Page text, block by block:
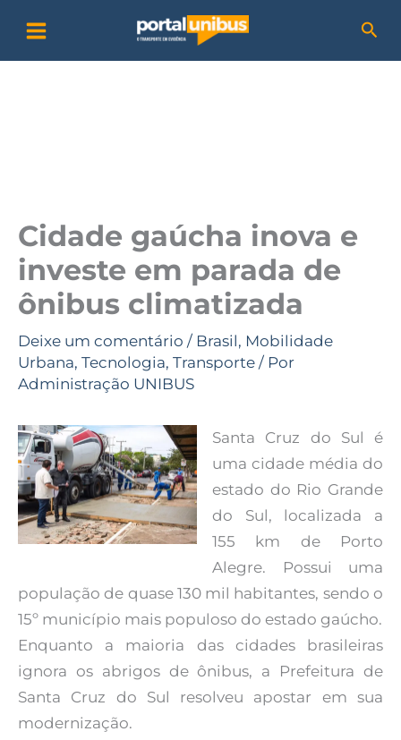
para
o
Cidade gaúcha inova e
investe em parada de
ônibus climatizada
Deixe um comentário / Brasil, Mobilidade
Urbana, Tecnologia, Transporte / Por
Administração UNIBUS
Santa Cruz do Sul é
uma cidade média do
estado do Rio Grande
do Sul, localizada a
155 km de Porto
Alegre. Possui uma
população de quase 130 mil habitantes, sendo o
15º município mais populoso do estado gaúcho.
Enquanto a maioria das cidades brasileiras
ignora os abrigos de ônibus, a Prefeitura de
Santa Cruz do Sul resolveu apostar em sua
modernização.
a
r